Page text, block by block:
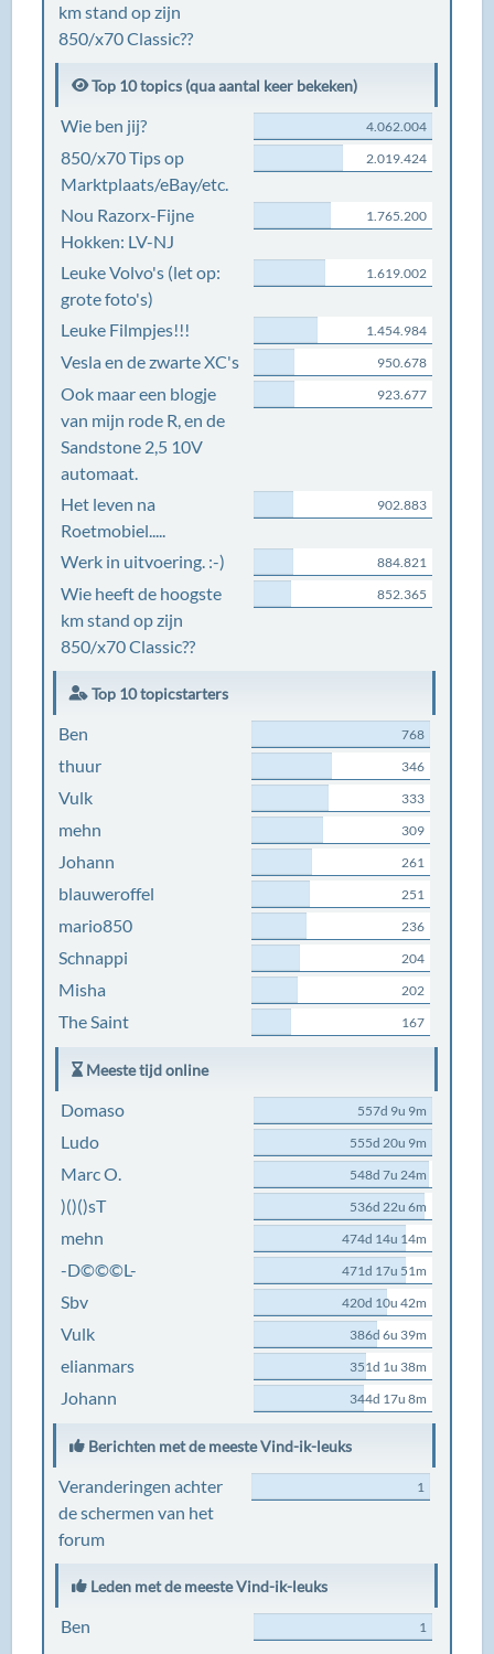
km stand op zijn
850/x70 Classic??
Top 10 topics (qua aantal keer bekeken)
Wie ben jij? 4.062.004
850/x70 Tips op
Marktplaats/eBay/etc.
2.019.424
Nou Razorx-Fijne
Hokken: LV-NJ
1.765.200
Leuke Volvo's (let op:
grote foto's)
1.619.002
Leuke Filmpjes!!! 1.454.984
Vesla en de zwarte XC's 950.678
Ook maar een blogje
van mijn rode R, en de
Sandstone 2,5 10V
automaat.
923.677
Het leven na
Roetmobiel.....
902.883
Werk in uitvoering. :-) 884.821
Wie heeft de hoogste
km stand op zijn
850/x70 Classic??
852.365
Top 10 topicstarters
Ben 768
thuur 346
Vulk 333
mehn 309
Johann 261
blauweroffel 251
mario850 236
Schnappi 204
Misha 202
The Saint 167
Meeste tijd online
Domaso 557d 9u 9m
Ludo 555d 20u 9m
Marc O. 548d 7u 24m
)()()sT 536d 22u 6m
mehn 474d 14u 14m
-D©©©L- 471d 17u 51m
Sbv 420d 10u 42m
Vulk 386d 6u 39m
elianmars 351d 1u 38m
Johann 344d 17u 8m
Berichten met de meeste Vind-ik-leuks
Veranderingen achter
de schermen van het
forum
1
Leden met de meeste Vind-ik-leuks
Ben 1